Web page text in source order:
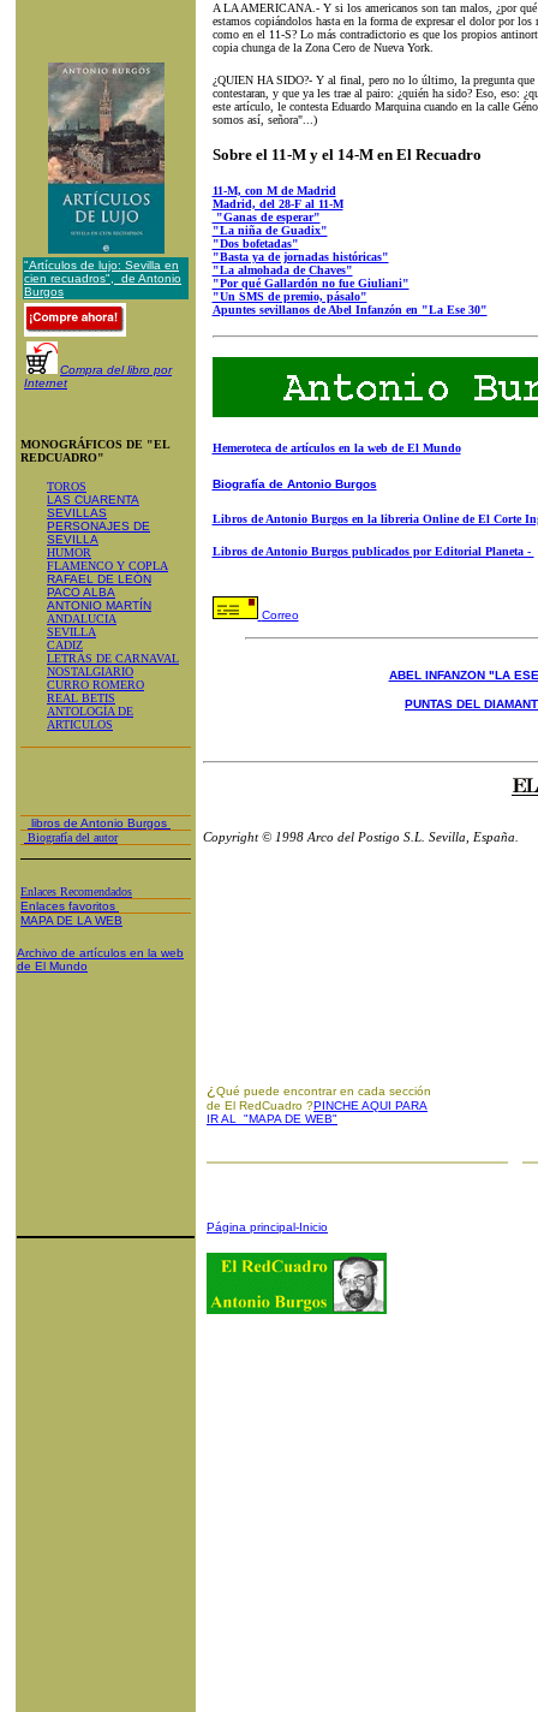
"Artículos de lujo: Sevilla en
cien recuadros", de Antonio
Burgos
Compra del libro por
Internet
MONOGRÁFICOS DE "EL
REDCUADRO"
TOROS
LAS CUARENTA
SEVILLAS
PERSONAJES DE
SEVILLA
HUMOR
FLAMENCO Y COPLA
RAFAEL DE LEÓN
PACO ALBA
ANTONIO MARTÍN
ANDALUCIA
SEVILLA
CADIZ
LETRAS DE CARNAVAL
NOSTALGIARIO
CURRO ROMERO
REAL BETIS
ANTOLOGÍA DE
ARTICULOS
libros de Antonio Burgos
Biografía del autor
Enlaces Recomendados
Enlaces favoritos
MAPA DE LA WEB
Archivo de artículos en la web
de El Mundo
A LA AMERICANA.- Y si los americanos son tan malos, ¿por
estamos copiándolos hasta en la forma de expresar el dolor por
como en el 11-S? Lo más contradictorio es que los propios
copia chunga de la Zona Cero de Nueva York.
¿QUIEN HA SIDO?- Y al final, pero no lo último, la pregunta que
contestaran, y que ya les trae al pairo: ¿quién ha sido? Eso, eso:
este artículo, le contesta Eduardo Marquina cuando en la calle
somos así, señora"...)
Sobre el 11-M y el 14-M en El Recuadro
11-M, con M de Madrid
Madrid, del 28-F al 11-M
"Ganas de esperar"
"La niña de Guadix"
"Dos bofetadas"
"Basta ya de jornadas históricas"
"La almohada de Chaves"
"Por qué Gallardón no fue Giuliani"
"Un SMS de premio, pásalo"
Apuntes sevillanos de Abel Infanzón en "La Ese 30"
Hemeroteca de artículos en la web de El Mundo
Biografía de Antonio Burgos
Libros de Antonio Burgos en la libreria Online de El Corte
Libros de Antonio Burgos publicados por Editorial Planeta -
Correo
ABEL INFANZON "LA
PUNTAS DEL
Copyright © 1998 Arco del Postigo S.L. Sevilla, España.
¿ Qué puede encontrar en cada sección
de El RedCuadro ?PINCHE AQUI PARA
IR AL "MAPA DE WEB"
Página principal-Inicio